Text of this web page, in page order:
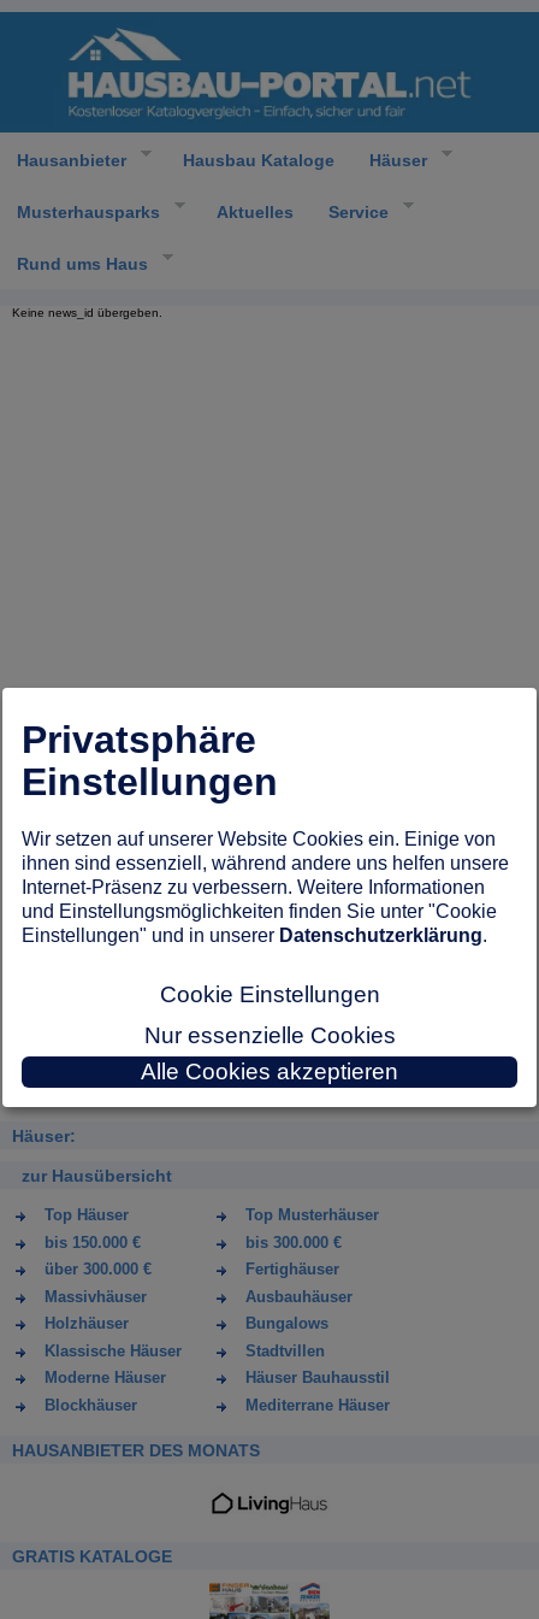
Hausanbieter Hausbau Kataloge Häuser
Musterhausparks Aktuelles Service
Rund ums Haus
Keine news_id übergeben.
Häuser:
zur Hausübersicht
Top Häuser
Top Musterhäuser
bis 150.000 €
bis 300.000 €
über 300.000 €
Fertighäuser
Massivhäuser
Ausbauhäuser
Holzhäuser
Bungalows
Klassische Häuser
Stadtvillen
Moderne Häuser
Häuser Bauhausstil
Blockhäuser
Mediterrane Häuser
HAUSANBIETER DES MONATS
GRATIS KATALOGE
Privatsphäre
Einstellungen
Wir setzen auf unserer Website Cookies ein. Einige von
ihnen sind essenziell, während andere uns helfen unsere
Internet-Präsenz zu verbessern. Weitere Informationen
und Einstellungsmöglichkeiten finden Sie unter "Cookie
Einstellungen" und in unserer Datenschutzerklärung.
Cookie Einstellungen
Nur essenzielle Cookies
Alle Cookies akzeptieren